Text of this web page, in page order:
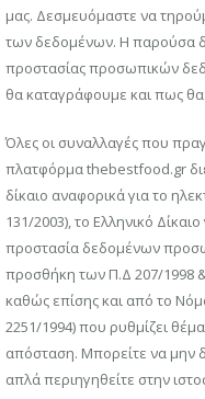
μας. Δεσμευόμαστε να
των δεδομένων. Η παρούσα
προστασίας προσωπικών
θα καταγράφουμε και πως
Όλες οι συναλλαγές που
πλατφόρμα thebestfood.gr
δίκαιο αναφορικά για το
131/2003), το Ελληνικό
προστασία δεδομένων
προσθήκη των Π.Δ 207/1998
καθώς επίσης και από το
2251/1994) που ρυθμίζει
απόσταση. Μπορείτε να μην
απλά περιηγηθείτε στην